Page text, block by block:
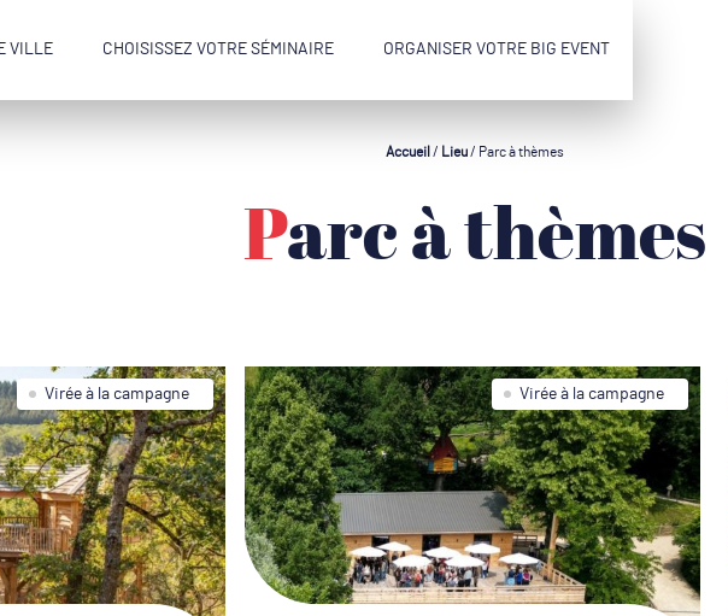
VILLE CHOISISSEZ VOTRE SÉMINAIRE ORGANISER VOTRE BIG EVENT
Accueil / Lieu/ Parc à thèmes
Parc à thèmes
Virée à la campagne Virée à la campagne